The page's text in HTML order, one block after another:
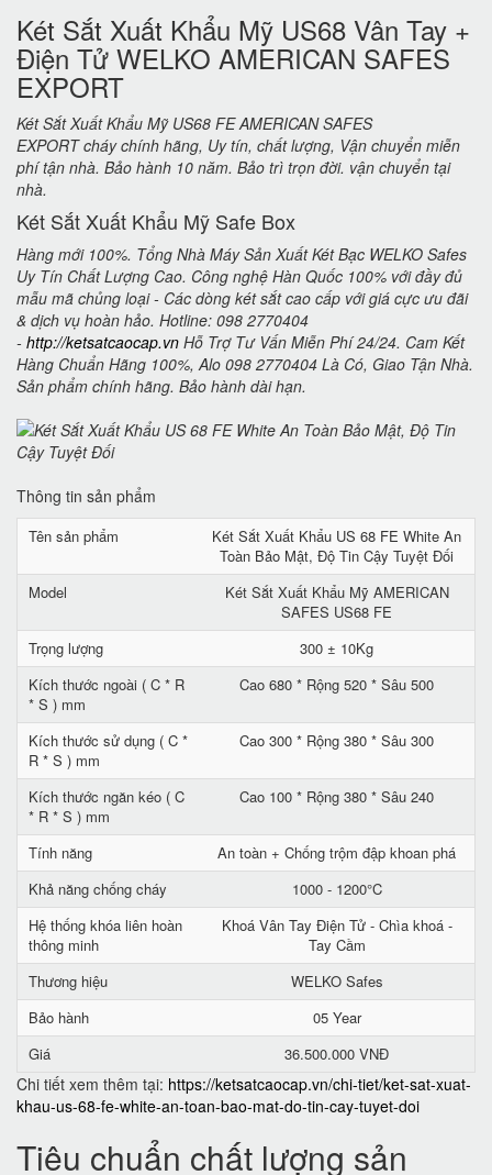
Két Sắt Xuất Khẩu Mỹ US68 Vân Tay +
Điện Tử WELKO AMERICAN SAFES
EXPORT
Két Sắt Xuất Khẩu Mỹ US68 FE AMERICAN SAFES
EXPORT cháy chính hãng, Uy tín, chất lượng, Vận chuyển miễn
phí tận nhà. Bảo hành 10 năm. Bảo trì trọn đời. vận chuyển tại
nhà.
Két Sắt Xuất Khẩu Mỹ Safe Box
Hàng mới 100%. Tổng Nhà Máy Sản Xuất Két Bạc WELKO Safes
Uy Tín Chất Lượng Cao. Công nghệ Hàn Quốc 100% với đầy đủ
mẫu mã chủng loại - Các dòng két sắt cao cấp với giá cực ưu đãi
& dịch vụ hoàn hảo. Hotline: 098 2770404
- http://ketsatcaocap.vn Hỗ Trợ Tư Vấn Miễn Phí 24/24. Cam Kết
Hàng Chuẩn Hãng 100%, Alo 098 2770404 Là Có, Giao Tận Nhà.
Sản phẩm chính hãng. Bảo hành dài hạn.
Thông tin sản phẩm
Tên sản phẩm
Két Sắt Xuất Khẩu US 68 FE White An
Toàn Bảo Mật, Độ Tin Cậy Tuyệt Đối
Model
Két Sắt Xuất Khẩu Mỹ AMERICAN
SAFES US68 FE
Trọng lượng
300 ± 10Kg
Kích thước ngoài ( C * R
* S ) mm
Cao 680 * Rộng 520 * Sâu 500
Kích thước sử dụng ( C *
R * S ) mm
Cao 300 * Rộng 380 * Sâu 300
Kích thước ngăn kéo ( C
* R * S ) mm
Cao 100 * Rộng 380 * Sâu 240
Tính năng
An toàn + Chống trộm đập khoan phá
Khả năng chống cháy
1000 - 1200°C
Hệ thống khóa liên hoàn
thông minh
Khoá Vân Tay Điện Tử - Chìa khoá -
Tay Cầm
Thương hiệu
WELKO Safes
Bảo hành
05 Year
Giá
36.500.000 VNĐ
Chi tiết xem thêm tại: https://ketsatcaocap.vn/chi-tiet/ket-sat-xuat-
khau-us-68-fe-white-an-toan-bao-mat-do-tin-cay-tuyet-doi
Tiêu chuẩn chất lượng sản